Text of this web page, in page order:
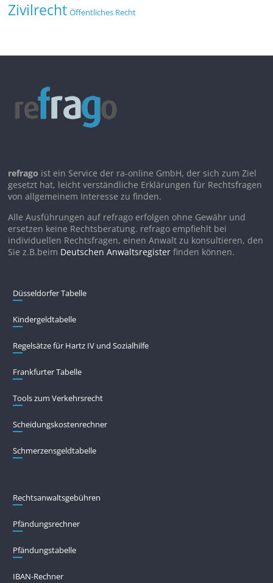
Zivilrecht Öffentliches Recht
refrago ist ein Service der ra-online GmbH, der sich zum Ziel
gesetzt hat, leicht verständliche Erklärungen für Rechtsfragen
von allgemeinem Interesse zu finden.
Alle Ausführungen auf refrago erfolgen ohne Gewähr und
ersetzen keine Rechtsberatung. refrago empfiehlt bei
individuellen Rechtsfragen, einen Anwalt zu konsultieren, den
Sie z.B.beim Deutschen Anwaltsregister finden können.
Düsseldorfer Tabelle
Kindergeldtabelle
Regelsätze für Hartz IV und Sozialhilfe
Frankfurter Tabelle
Tools zum Verkehrsrecht
Scheidungskostenrechner
Schmerzensgeldtabelle
Rechtsanwaltsgebühren
Pfändungs­rechner
Pfändungs­tabelle
IBAN-Rechner